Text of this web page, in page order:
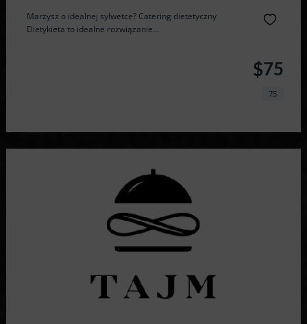
Marzysz o idealnej sylwetce? Catering dietetyczny
Dietykieta to idealne rozwiązanie...
$75
75